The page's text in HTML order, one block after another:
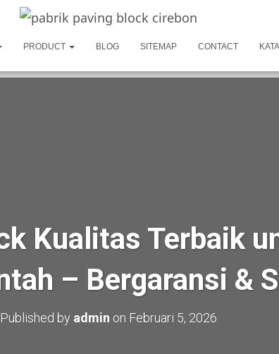
PRODUCT BLOG SITEMAP CONTACT
Kualitas Terbaik
– Bergaransi &
Published by admin on Februari 5, 2026